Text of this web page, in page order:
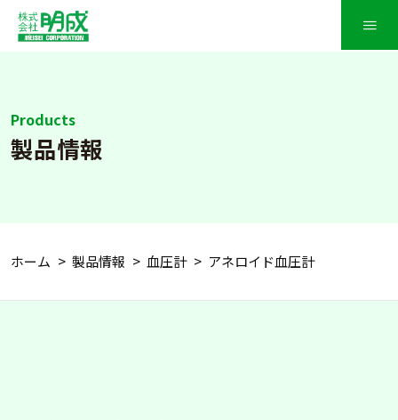
≡
Products
製品情報
ホーム 製品情報 血圧計 アネロイド血圧計